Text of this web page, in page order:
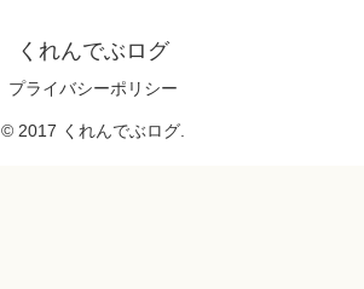
くれんでぶログ
プライバシーポリシー
© 2017 くれんでぶログ.